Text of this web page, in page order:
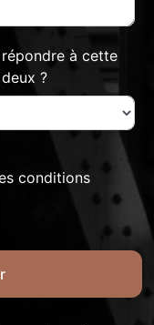
à cette
?
conditions